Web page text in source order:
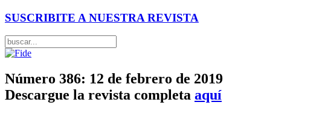
SUSCRIBITE A NUESTRA REVISTA
Número 386: 12 de febrero de 2019
Descargue la revista completa aquí